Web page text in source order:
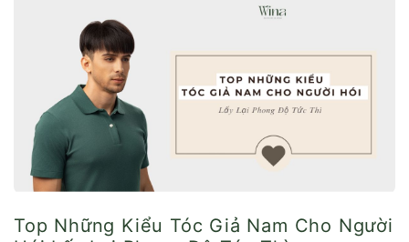
Top Những Kiểu Tóc Giả Nam Cho Người